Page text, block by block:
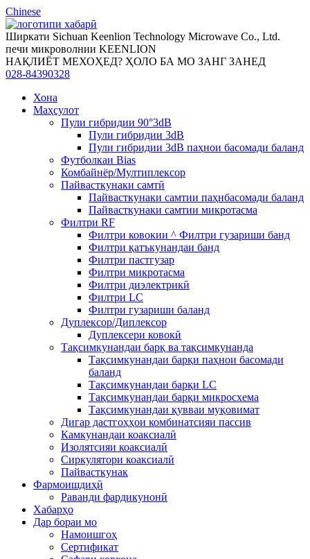
Chinese
Ширкати Sichuan Keenlion Technology Microwave Co., Ltd.
печи микроволнии KEENLION
НАҚЛИЁТ МЕХОҲЕД? ҲОЛО БА МО ЗАНГ ЗАНЕД
028-84390328
Хона
Маҳсулот
Пули гибридии 90°3dB
Пули гибридии 3dB
Пули гибридии 3dB паҳнои басомади баланд
Футболкаи Bias
Комбайнёр/Мултиплексор
Пайвасткунаки самтӣ
Пайвасткунаки самтии паҳнбасомади баланд
Пайвасткунаки самтии микротасма
Филтри RF
Филтри ковокии ^ Филтри гузариши банд
Филтри қатъкунандаи банд
Филтри пастгузар
Филтри микротасма
Филтри диэлектрикӣ
Филтри LC
Филтри гузариши баланд
Дуплексор/Диплексор
Дуплексери ковокӣ
Тақсимкунандаи барқ ​​ва тақсимкунанда
Тақсимкунандаи барқи паҳнои басомади
баланд
Тақсимкунандаи барқи LC
Тақсимкунандаи барқи микросхема
Тақсимкунандаи қувваи муқовимат
Дигар дастгоҳҳои комбинатсияи пассив
Камкунандаи коаксиалӣ
Изолятсияи коаксиалӣ
Сиркулятори коаксиалӣ
Пайвасткунак
Фармоишдиҳӣ
Раванди фардикунонӣ
Хабарҳо
Дар бораи мо
Намоишгоҳ
Сертификат